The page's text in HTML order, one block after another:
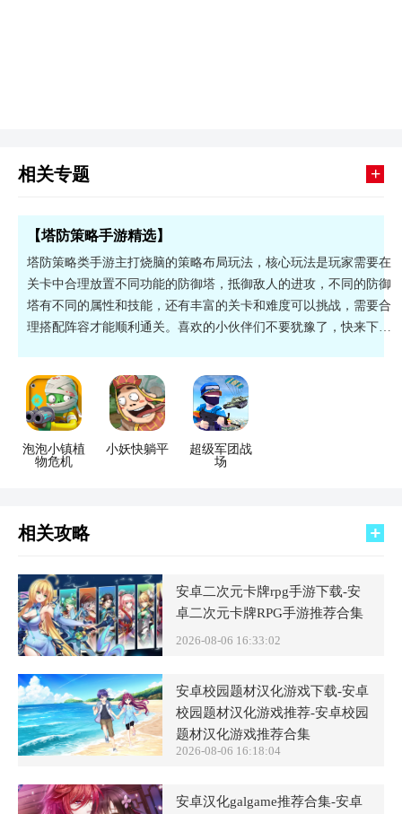
相关专题 +
【塔防策略手游精选】
塔防策略类手游主打烧脑的策略布局玩法，核心玩法是玩家需要在
关卡中合理放置不同功能的防御塔，抵御敌人的进攻，不同的防御
塔有不同的属性和技能，还有丰富的关卡和难度可以挑战，需要合
理搭配阵容才能顺利通关。喜欢的小伙伴们不要犹豫了，快来下载
泡泡小镇植
物危机
小妖快躺平
超级军团战
场
相关攻略
安卓二次元卡牌rpg手游下载-安
卓二次元卡牌RPG手游推荐合集
2026-08-06 16:33:02
安卓校园题材汉化游戏下载-安卓
校园题材汉化游戏推荐-安卓校园
题材汉化游戏推荐合集
2026-08-06 16:18:04
安卓汉化galgame推荐合集-安卓